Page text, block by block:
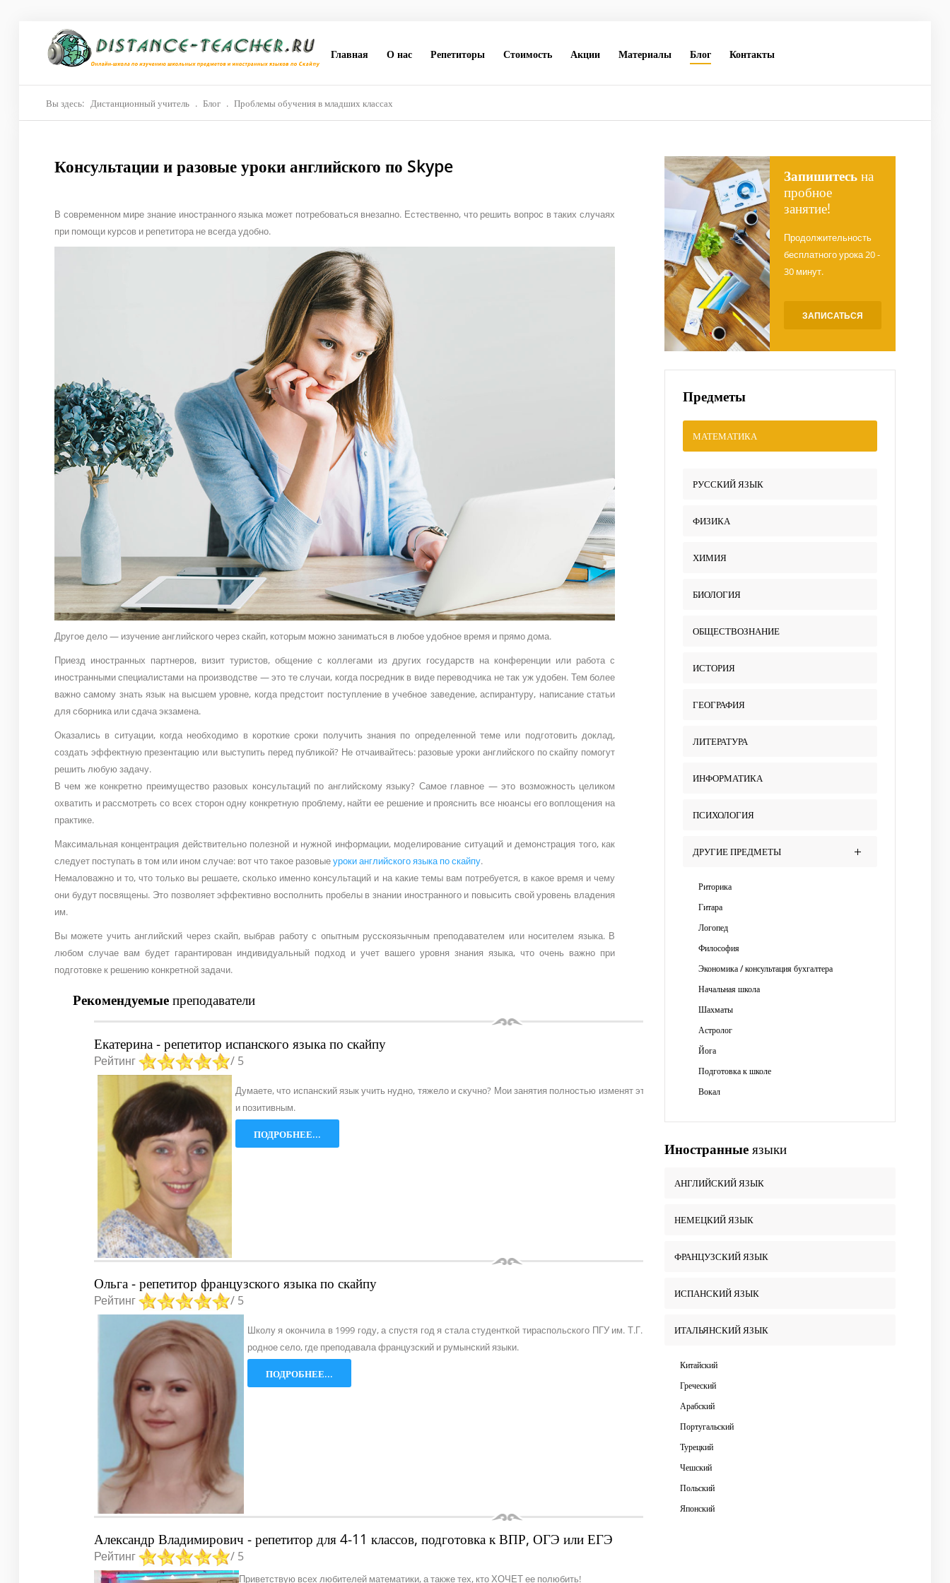
Главная
Репетиторы
Главная О нас Репетиторы Стоимость Акции Материалы Блог Контакты
Вы здесь: Дистанционный учитель . Блог . Проблемы обучения в младших классах
Консультации и разовые уроки английского по Skype
В современном мире знание иностранного языка может потребоваться внезапно. Естественно, что решить вопрос в таких случаях
при помощи курсов и репетитора не всегда удобно.
Другое дело — изучение английского через скайп, которым можно заниматься в любое удобное время и прямо дома.
Приезд иностранных партнеров, визит туристов, общение с коллегами из других государств на конференции или работа с
иностранными специалистами на производстве — это те случаи, когда посредник в виде переводчика не так уж удобен. Тем более
важно самому знать язык на высшем уровне, когда предстоит поступление в учебное заведение, аспирантуру, написание статьи
для сборника или сдача экзамена.
Оказались в ситуации, когда необходимо в короткие сроки получить знания по определенной теме или подготовить доклад,
создать эффектную презентацию или выступить перед публикой? Не отчаивайтесь: разовые уроки английского по скайпу помогут
решить любую задачу.
В чем же конкретно преимущество разовых консультаций по английскому языку? Самое главное — это возможность целиком
охватить и рассмотреть со всех сторон одну конкретную проблему, найти ее решение и прояснить все нюансы его воплощения на
практике.
Максимальная концентрация действительно полезной и нужной информации, моделирование ситуаций и демонстрация того, как
следует поступать в том или ином случае: вот что такое разовыеуроки английского языка по скайпу.
Немаловажно и то, что только вы решаете, сколько именно консультаций и на какие темы вам потребуется, в какое время и чему
они будут посвящены. Это позволяет эффективно восполнить пробелы в знании иностранного и повысить свой уровень владения
им.
Вы можете учить английский через скайп, выбрав работу с опытным русскоязычным преподавателем или носителем языка. В
любом случае вам будет гарантирован индивидуальный подход и учет вашего уровня знания языка, что очень важно при
подготовке к решению конкретной задачи.
Рекомендуемыепреподаватели
Екатерина - репетитор испанского языка по скайпу
Рейтинг / 5
Думаете, что испанский язык учить нудно, тяжело и скучно? Мои занятия полностью изменят это мнение, и Вы убедитесь, что обучение может быть интересным
и позитивным.
ПОДРОБНЕЕ...
Ольга - репетитор французского языка по скайпу
Рейтинг / 5
Школу я окончила в 1999 году, а спустя год я стала студенткой тираспольского ПГУ им. Т.Г.Шевченко. Успешно окончив ВУЗ, я вернулась преподавателем в
родное село, где преподавала французский и румынский языки.
ПОДРОБНЕЕ...
Александр Владимирович - репетитор для 4-11 классов, подготовка к ВПР, ОГЭ или ЕГЭ
Рейтинг / 5
Приветствую всех любителей математики, а также тех, кто ХОЧЕТ ее полюбить!
Запишитесьна
пробное
занятие!
Продолжительность
бесплатного урока 20 -
30 минут.
ЗАПИСАТЬСЯ
Предметы
МАТЕМАТИКА
РУССКИЙ ЯЗЫК
ФИЗИКА
ХИМИЯ
БИОЛОГИЯ
ОБЩЕСТВОЗНАНИЕ
ИСТОРИЯ
ГЕОГРАФИЯ
ЛИТЕРАТУРА
ИНФОРМАТИКА
ПСИХОЛОГИЯ
ДРУГИЕ ПРЕДМЕТЫ
Риторика
Гитара
Логопед
Философия
Экономика / консультация бухгалтера
Начальная школа
Шахматы
Астролог
Йога
Подготовка к школе
Вокал
Иностранныеязыки
АНГЛИЙСКИЙ ЯЗЫК
НЕМЕЦКИЙ ЯЗЫК
ФРАНЦУЗСКИЙ ЯЗЫК
ИСПАНСКИЙ ЯЗЫК
ИТАЛЬЯНСКИЙ ЯЗЫК
Китайский
Греческий
Арабский
Португальский
Турецкий
Чешский
Польский
Японский